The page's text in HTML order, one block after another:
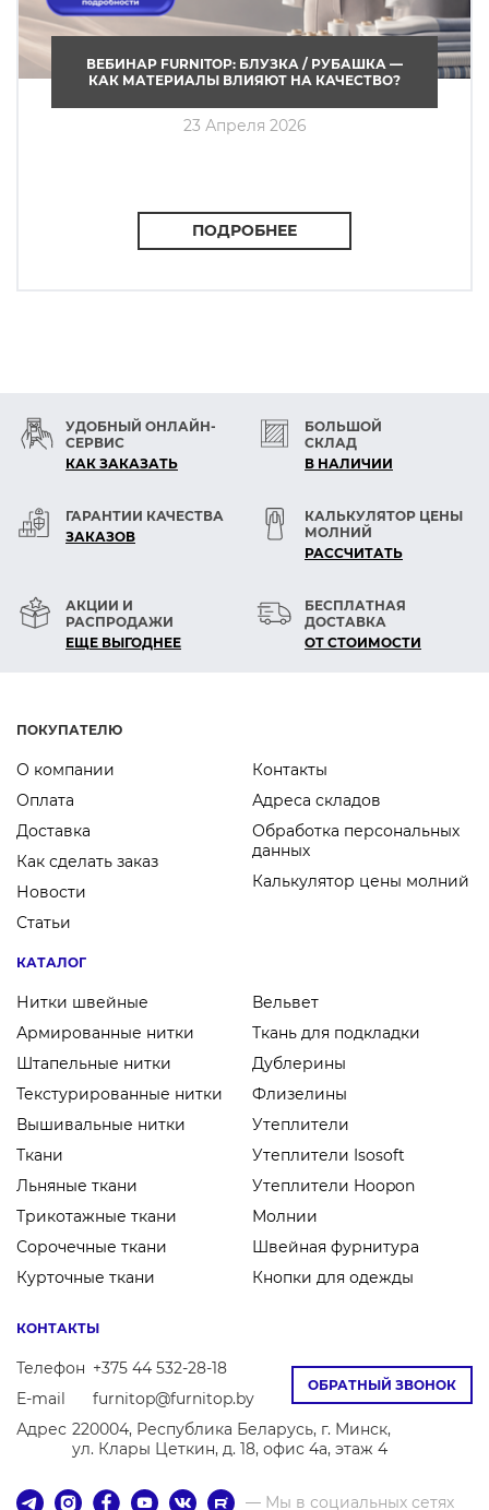
ВЕБИНАР FURNITOP: БЛУЗКА / РУБАШКА —
КАК МАТЕРИАЛЫ ВЛИЯЮТ НА КАЧЕСТВО?
23 Апреля 2026
ПОДРОБНЕЕ
УДОБНЫЙ ОНЛАЙН-
СЕРВИС
КАК ЗАКАЗАТЬ
БОЛЬШОЙ
СКЛАД
В НАЛИЧИИ
ГАРАНТИИ КАЧЕСТВА
ЗАКАЗОВ
КАЛЬКУЛЯТОР ЦЕНЫ
МОЛНИЙ
РАСCЧИТАТЬ
АКЦИИ И
РАСПРОДАЖИ
ЕЩЕ ВЫГОДНЕЕ
БЕСПЛАТНАЯ
ДОСТАВКА
ОТ СТОИМОСТИ
ПОКУПАТЕЛЮ
О компании
Оплата
Доставка
Как сделать заказ
Новости
Статьи
Контакты
Адреса складов
Обработка персональных
данных
Калькулятор цены молний
КАТАЛОГ
Нитки швейные
Армированные нитки
Штапельные нитки
Текстурированные нитки
Вышивальные нитки
Ткани
Льняные ткани
Трикотажные ткани
Сорочечные ткани
Курточные ткани
Вельвет
Ткань для подкладки
Дублерины
Флизелины
Утеплители
Утеплители Isosoft
Утеплители Hoopon
Молнии
Швейная фурнитура
Кнопки для одежды
ОБРАТНЫЙ ЗВОНОК
КОНТАКТЫ
Телефон +375 44 532-28-18
E-mail
furnitop@furnitop.by
Адрес 220004, Республика Беларусь, г. Минск,
ул. Клары Цеткин, д. 18, офис 4а, этаж 4
— Мы в социальных сетях